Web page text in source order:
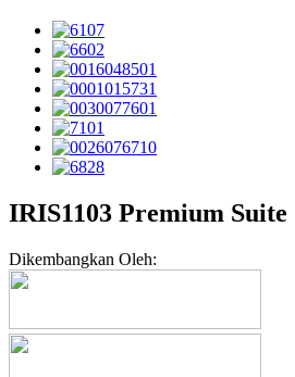
IRIS1103 Premium Suite
Dikembangkan Oleh: